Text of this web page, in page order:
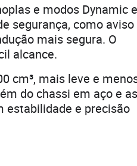
e modos Dynamic e
segurança, como aviso
mais segura. O
alcance.
cm³, mais leve e
do chassi em aço e as
estabilidade e precisão